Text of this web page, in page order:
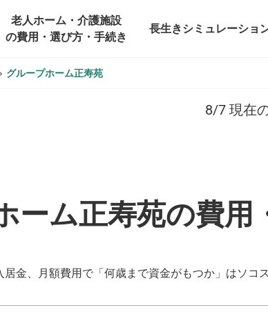
老人ホーム・介護施設
の費用・選び方・手続き
長生きシミュレーショ
グループホーム正寿苑
8/7 現在
ーム正寿苑の費用
居金、月額費用で「何歳まで資金がもつか」はソコ